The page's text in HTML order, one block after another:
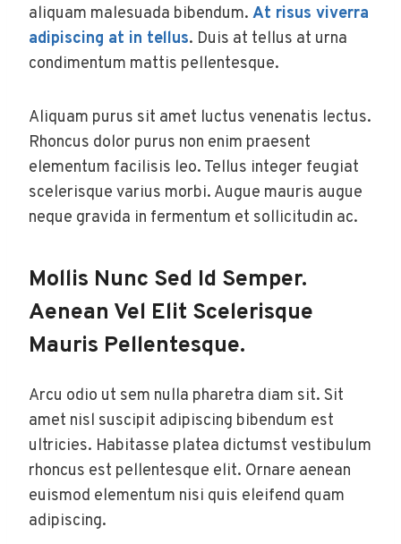
aliquam malesuada bibendum. At risus viverra
adipiscing at in tellus. Duis at tellus at urna
condimentum mattis pellentesque.
Aliquam purus sit amet luctus venenatis lectus.
Rhoncus dolor purus non enim praesent
elementum facilisis leo. Tellus integer feugiat
scelerisque varius morbi. Augue mauris augue
neque gravida in fermentum et sollicitudin ac.
Mollis Nunc Sed Id Semper.
Aenean Vel Elit Scelerisque
Mauris Pellentesque.
Arcu odio ut sem nulla pharetra diam sit. Sit
amet nisl suscipit adipiscing bibendum est
ultricies. Habitasse platea dictumst vestibulum
rhoncus est pellentesque elit. Ornare aenean
euismod elementum nisi quis eleifend quam
adipiscing.